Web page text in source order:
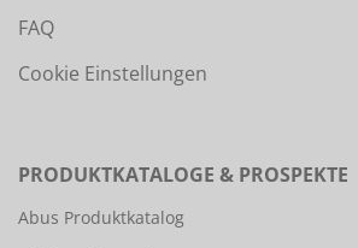
FAQ
Cookie Einstellungen
PRODUKTKATALOGE & PROSPEKTE
Abus Produktkatalog